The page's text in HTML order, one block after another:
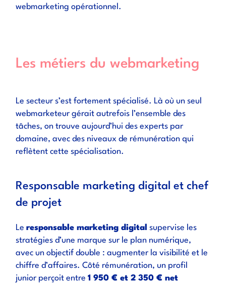
webmarketing opérationnel.
Les métiers du webmarketing
Le secteur s’est fortement spécialisé. Là où un seul
webmarketeur gérait autrefois l’ensemble des
tâches, on trouve aujourd’hui des experts par
domaine, avec des niveaux de rémunération qui
reflètent cette spécialisation.
Responsable marketing digital et chef
de projet
Leresponsable marketing digital supervise les
stratégies d’une marque sur le plan numérique,
avec un objectif double : augmenter la visibilité et le
chiffre d’affaires. Côté rémunération, un profil
junior perçoit entre1 950 € et 2 350 € net